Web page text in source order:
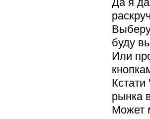
буду
Или
рынка
Может